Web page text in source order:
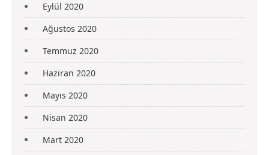
Eylül 2020
Ağustos 2020
Temmuz 2020
Haziran 2020
Mayıs 2020
Nisan 2020
Mart 2020